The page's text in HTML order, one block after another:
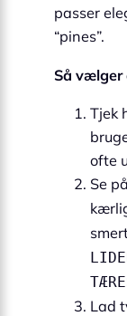
passer
“pines”.
Så vælger
Tjek
ofte
Se
Lad